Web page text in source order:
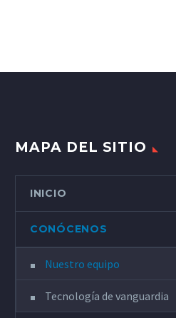
MAPA DEL SITIO
INICIO
CONÓCENOS
Nuestro equipo
Tecnología de vanguardia